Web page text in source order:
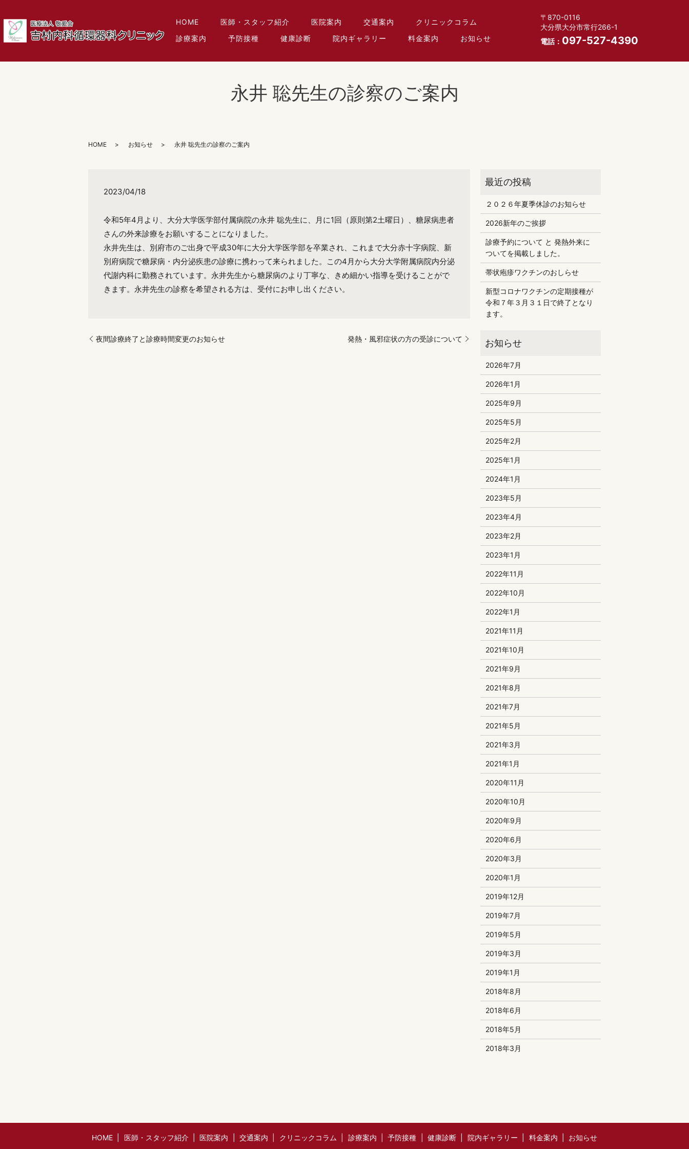
HOME 医師・スタッフ紹介 医院案内 交通案内
クリニックコラム
診療案内
予防接種 健康診断 院内ギャラリー 料金案内 お知らせ
〒870-0116
大分県大分市常行266-1
電話： 097-527-4390
永井 聡先生の診察のご案内
HOME お知らせ 永井 聡先生の診察のご案内
2023/04/18
令和5年4月より、大分大学医学部付属病院の永井 聡先生に、月に1回（原則第2土曜日）、糖尿病患者
さんの外来診療をお願いすることになりました。
永井先生は、別府市のご出身で平成30年に大分大学医学部を卒業され、これまで大分赤十字病院、新
別府病院で糖尿病・内分泌疾患の診療に携わって来られました。この4月から大分大学附属病院内分泌
代謝内科に勤務されています。永井先生から糖尿病のより丁寧な、きめ細かい指導を受けることがで
きます。永井先生の診察を希望される方は、受付にお申し出ください。
夜間診療終了と診療時間変更のお知らせ 発熱・風邪症状の方の受診について
２０２６年夏季休診のお知らせ
2026新年のご挨拶
診療予約について と 発熱外来に
ついてを掲載しました。
帯状疱疹ワクチンのおしらせ
新型コロナワクチンの定期接種が
令和７年３月３１日で終了となり
ます。
2026年7月
2026年1月
2025年9月
2025年5月
2025年2月
2025年1月
2024年1月
2023年5月
2023年4月
2023年2月
2023年1月
2022年11月
2022年10月
2022年1月
2021年11月
2021年10月
2021年9月
2021年8月
2021年7月
2021年5月
2021年3月
2021年1月
2020年11月
2020年10月
2020年9月
2020年6月
2020年3月
2020年1月
2019年12月
2019年7月
2019年5月
2019年3月
2019年1月
2018年8月
2018年6月
2018年5月
2018年3月
HOME 医師・スタッフ紹介 医院案内 交通案内 クリニックコラム 診療案内 予防接種 健康診断 院内ギャラリー 料金案内 お知らせ